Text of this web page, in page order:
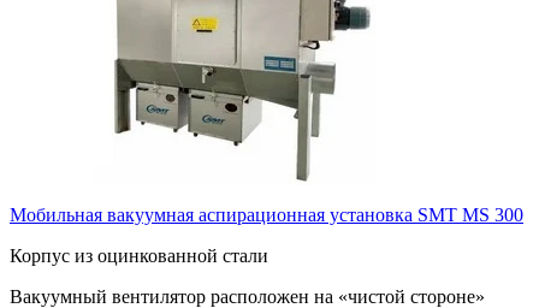
Мобильная вакуумная аспирационная установка SMT MS 300
Корпус из оцинкованной стали
Вакуумный вентилятор расположен на «чистой стороне»